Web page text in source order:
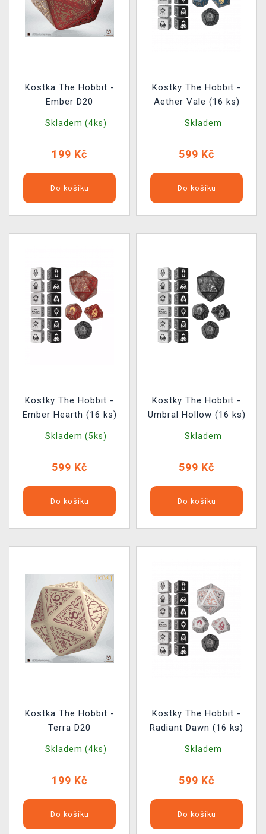
Kostka The Hobbit -
Ember D20
Skladem (4ks)
199 Kč
Do košíku
Kostky The Hobbit -
Aether Vale (16 ks)
Skladem
599 Kč
Do košíku
Kostky The Hobbit -
Ember Hearth (16 ks)
Skladem (5ks)
599 Kč
Do košíku
Kostky The Hobbit -
Umbral Hollow (16 ks)
Skladem
599 Kč
Do košíku
Kostka The Hobbit -
Terra D20
Skladem (4ks)
199 Kč
Do košíku
Kostky The Hobbit -
Radiant Dawn (16 ks)
Skladem
599 Kč
Do košíku